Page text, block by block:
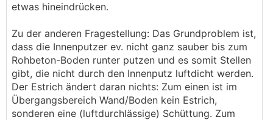
etwas hineindrücken.
Zu der anderen Fragestellung: Das Grundproblem ist,
dass die Innenputzer ev. nicht ganz sauber bis zum
Rohbeton-Boden runter putzen und es somit Stellen
gibt, die nicht durch den Innenputz luftdicht werden.
Der Estrich ändert daran nichts: Zum einen ist im
Übergangsbereich Wand/Boden kein Estrich,
sonderen eine (luftdurchlässige) Schüttung. Zum